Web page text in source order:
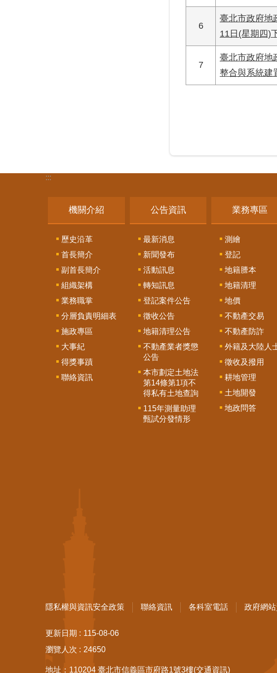
6
臺北市政府地
11日(星期四)
7
臺北市政府地
整合與系統建
:::
機關介紹
歷史沿革
首長簡介
副首長簡介
組織架構
業務職掌
分層負責明細表
施政專區
大事紀
得獎事蹟
聯絡資訊
公告資訊
最新消息
新聞發布
活動訊息
轉知訊息
登記案件公告
徵收公告
地籍清理公告
不動產業者獎懲
公告
本市劃定土地法
第14條第1項不
得私有土地查詢
115年測量助理
甄試分發情形
業務專區
測繪
登記
地籍謄本
地籍清理
地價
不動產交易
不動產防詐
外籍及大陸人
徵收及撥用
耕地管理
土地開發
地政問答
隱私權與資訊安全政策 聯絡資訊 各科室電話 政府網
更新日期
115-08-06
瀏覽人次
24650
地址：110204 臺北市信義區市府路1號3樓(交通資訊)